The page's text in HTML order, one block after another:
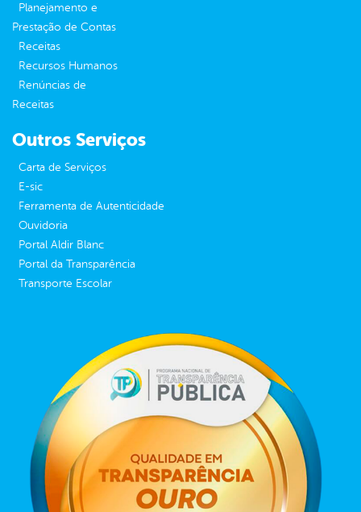
Planejamento e
Prestação de Contas
Receitas
Recursos Humanos
Renúncias de
Receitas
Outros Serviços
Carta de Serviços
E-sic
Ferramenta de Autenticidade
Ouvidoria
Portal Aldir Blanc
Portal da Transparência
Transporte Escolar